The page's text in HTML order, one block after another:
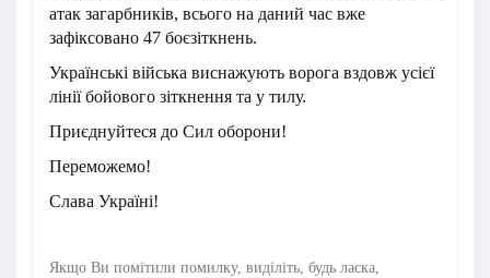
атак загарбників, всього на даний час вже
зафіксовано 47 боєзіткнень.
Українські війська виснажують ворога вздовж усієї
лінії бойового зіткнення та у тилу.
Приєднуйтеся до Сил оборони!
Переможемо!
Слава Україні!
Якщо Ви помітили помилку, виділіть, будь ласка,